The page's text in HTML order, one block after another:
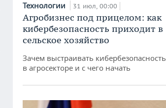
Технологии 31 июл, 00:00
Агробизнес под прицелом: как
кибербезопасность приходит в
сельское хозяйство
Зачем выстраивать кибербезопасность
в агросекторе и с чего начать